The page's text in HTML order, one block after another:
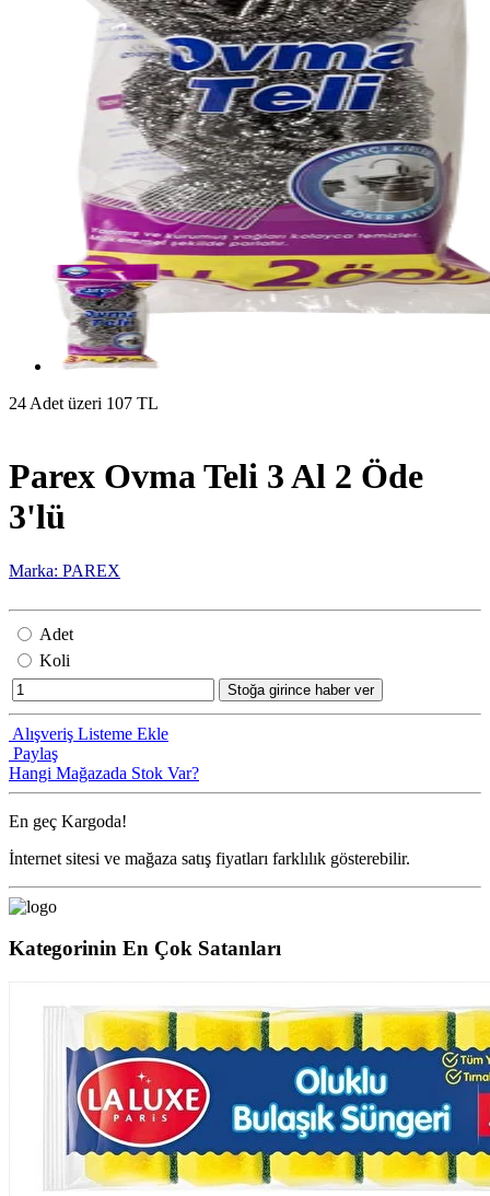
24 Adet üzeri 107 TL
Parex Ovma Teli 3 Al 2 Öde
3'lü
Marka: PAREX
Adet
Koli
Stoğa girince haber ver
Alışveriş Listeme Ekle
Paylaş
Hangi Mağazada Stok Var?
En geç Kargoda!
İnternet sitesi ve mağaza satış fiyatları farklılık gösterebilir.
Kategorinin En Çok Satanları